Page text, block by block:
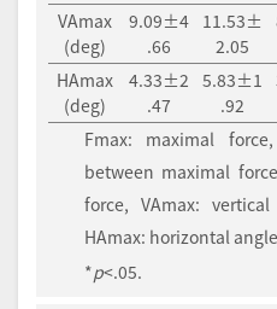
VAmax
(deg)
9.09±4
.66
11.53±
2.05
HAmax
(deg)
4.33±2
.47
5.83±1
.92
Fmax: maximal
between maximal
force, VAmax:
HAmax: horizontal
*p<.05.